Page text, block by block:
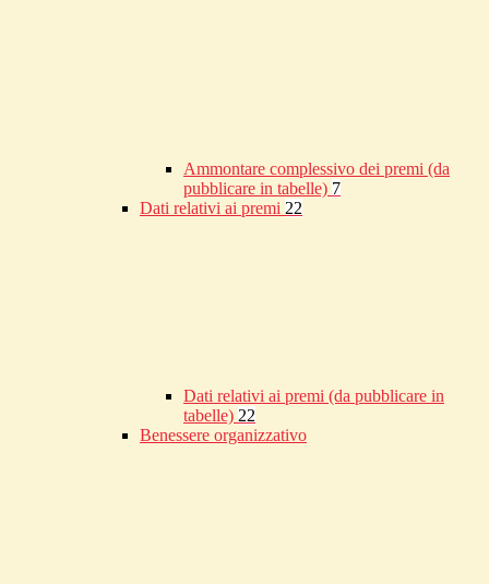
Ammontare complessivo dei premi (da
pubblicare in tabelle) 7
Dati relativi ai premi 22
Dati relativi ai premi (da pubblicare in
tabelle) 22
Benessere organizzativo